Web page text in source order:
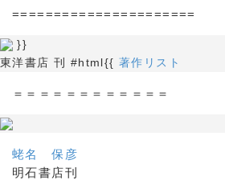
======================
}} [[久保
東洋書店 刊 #html{{ 著作リスト
＝＝＝＝＝＝＝＝＝＝＝＝
蛯名 保彦
明石書店刊